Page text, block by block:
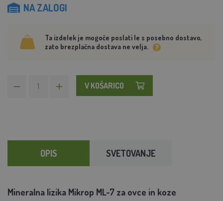
NA ZALOGI
Ta izdelek je mogoče poslati le s posebno dostavo,
zato brezplačna dostava ne velja.
V KOŠARICO
OPIS SVETOVANJE
Mineralna lizika Mikrop ML-7 za ovce in koze